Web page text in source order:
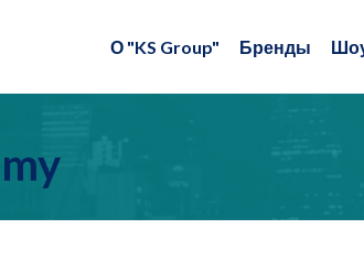
О "KS Group" Бренды